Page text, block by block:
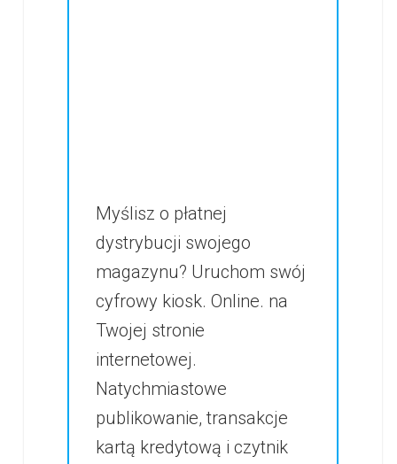
Myślisz o płatnej
dystrybucji swojego
magazynu? Uruchom swój
cyfrowy kiosk. Online. na
Twojej stronie
internetowej.
Natychmiastowe
publikowanie, transakcje
kartą kredytową i czytnik